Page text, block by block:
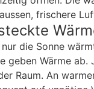
frischere
die Sonne
geben Wärme
Raum. An